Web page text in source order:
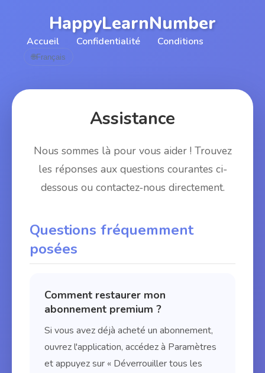
HappyLearnNumber
Accueil Confidentialité Conditions
🌐Français
Assistance
Nous sommes là pour vous aider ! Trouvez
les réponses aux questions courantes ci-
dessous ou contactez-nous directement.
Questions fréquemment
posées
Comment restaurer mon
abonnement premium ?
Si vous avez déjà acheté un abonnement,
ouvrez l'application, accédez à Paramètres
et appuyez sur « Déverrouiller tous les